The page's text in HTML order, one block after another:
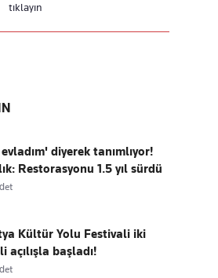
tıklayın
diyerek tanımlıyor!
Restorasyonu 1.5 yıl sürdü
Kültür Yolu Festivali iki
açılışla başladı!